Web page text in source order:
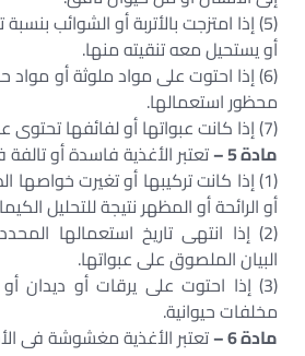
(5) إذا امتزجت بالأتربة أو الشوائب
أو يستحيل معه تنقيته منها.
(6) إذا احتوت على مواد ملوثة أو
محظور استعمالها.
(7) إذا كانت عبواتها أو لفائفها تحتوى على مواد ضارة بالصحة.
مادة 5 –
تعتبر الأغذية فاسدة أو تالفة
(1) إذا كانت تركيبها أو تغيرت
أو الرائحة أو المظهر نتيجة للتحليل
(2) إذا انتهى تاريخ استعمالها
البيان الملصوق على عبواتها.
(3) إذا احتوت على يرقات أو
مخلفات حيوانية.
مادة 6 –
تعتبر الأغذية مغشوشة فى